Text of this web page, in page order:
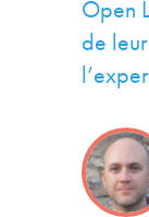
Open
de